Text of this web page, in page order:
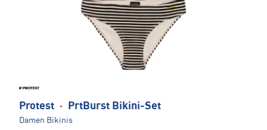
Protest · PrtBurst Bikini-Set
Damen Bikinis